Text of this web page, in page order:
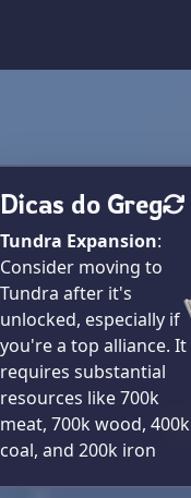
Dicas do Greg
Tundra Expansion:
Consider moving to
Tundra after it's
unlocked, especially if
you're a top alliance. It
requires substantial
resources like 700k
meat, 700k wood, 400k
coal, and 200k iron​